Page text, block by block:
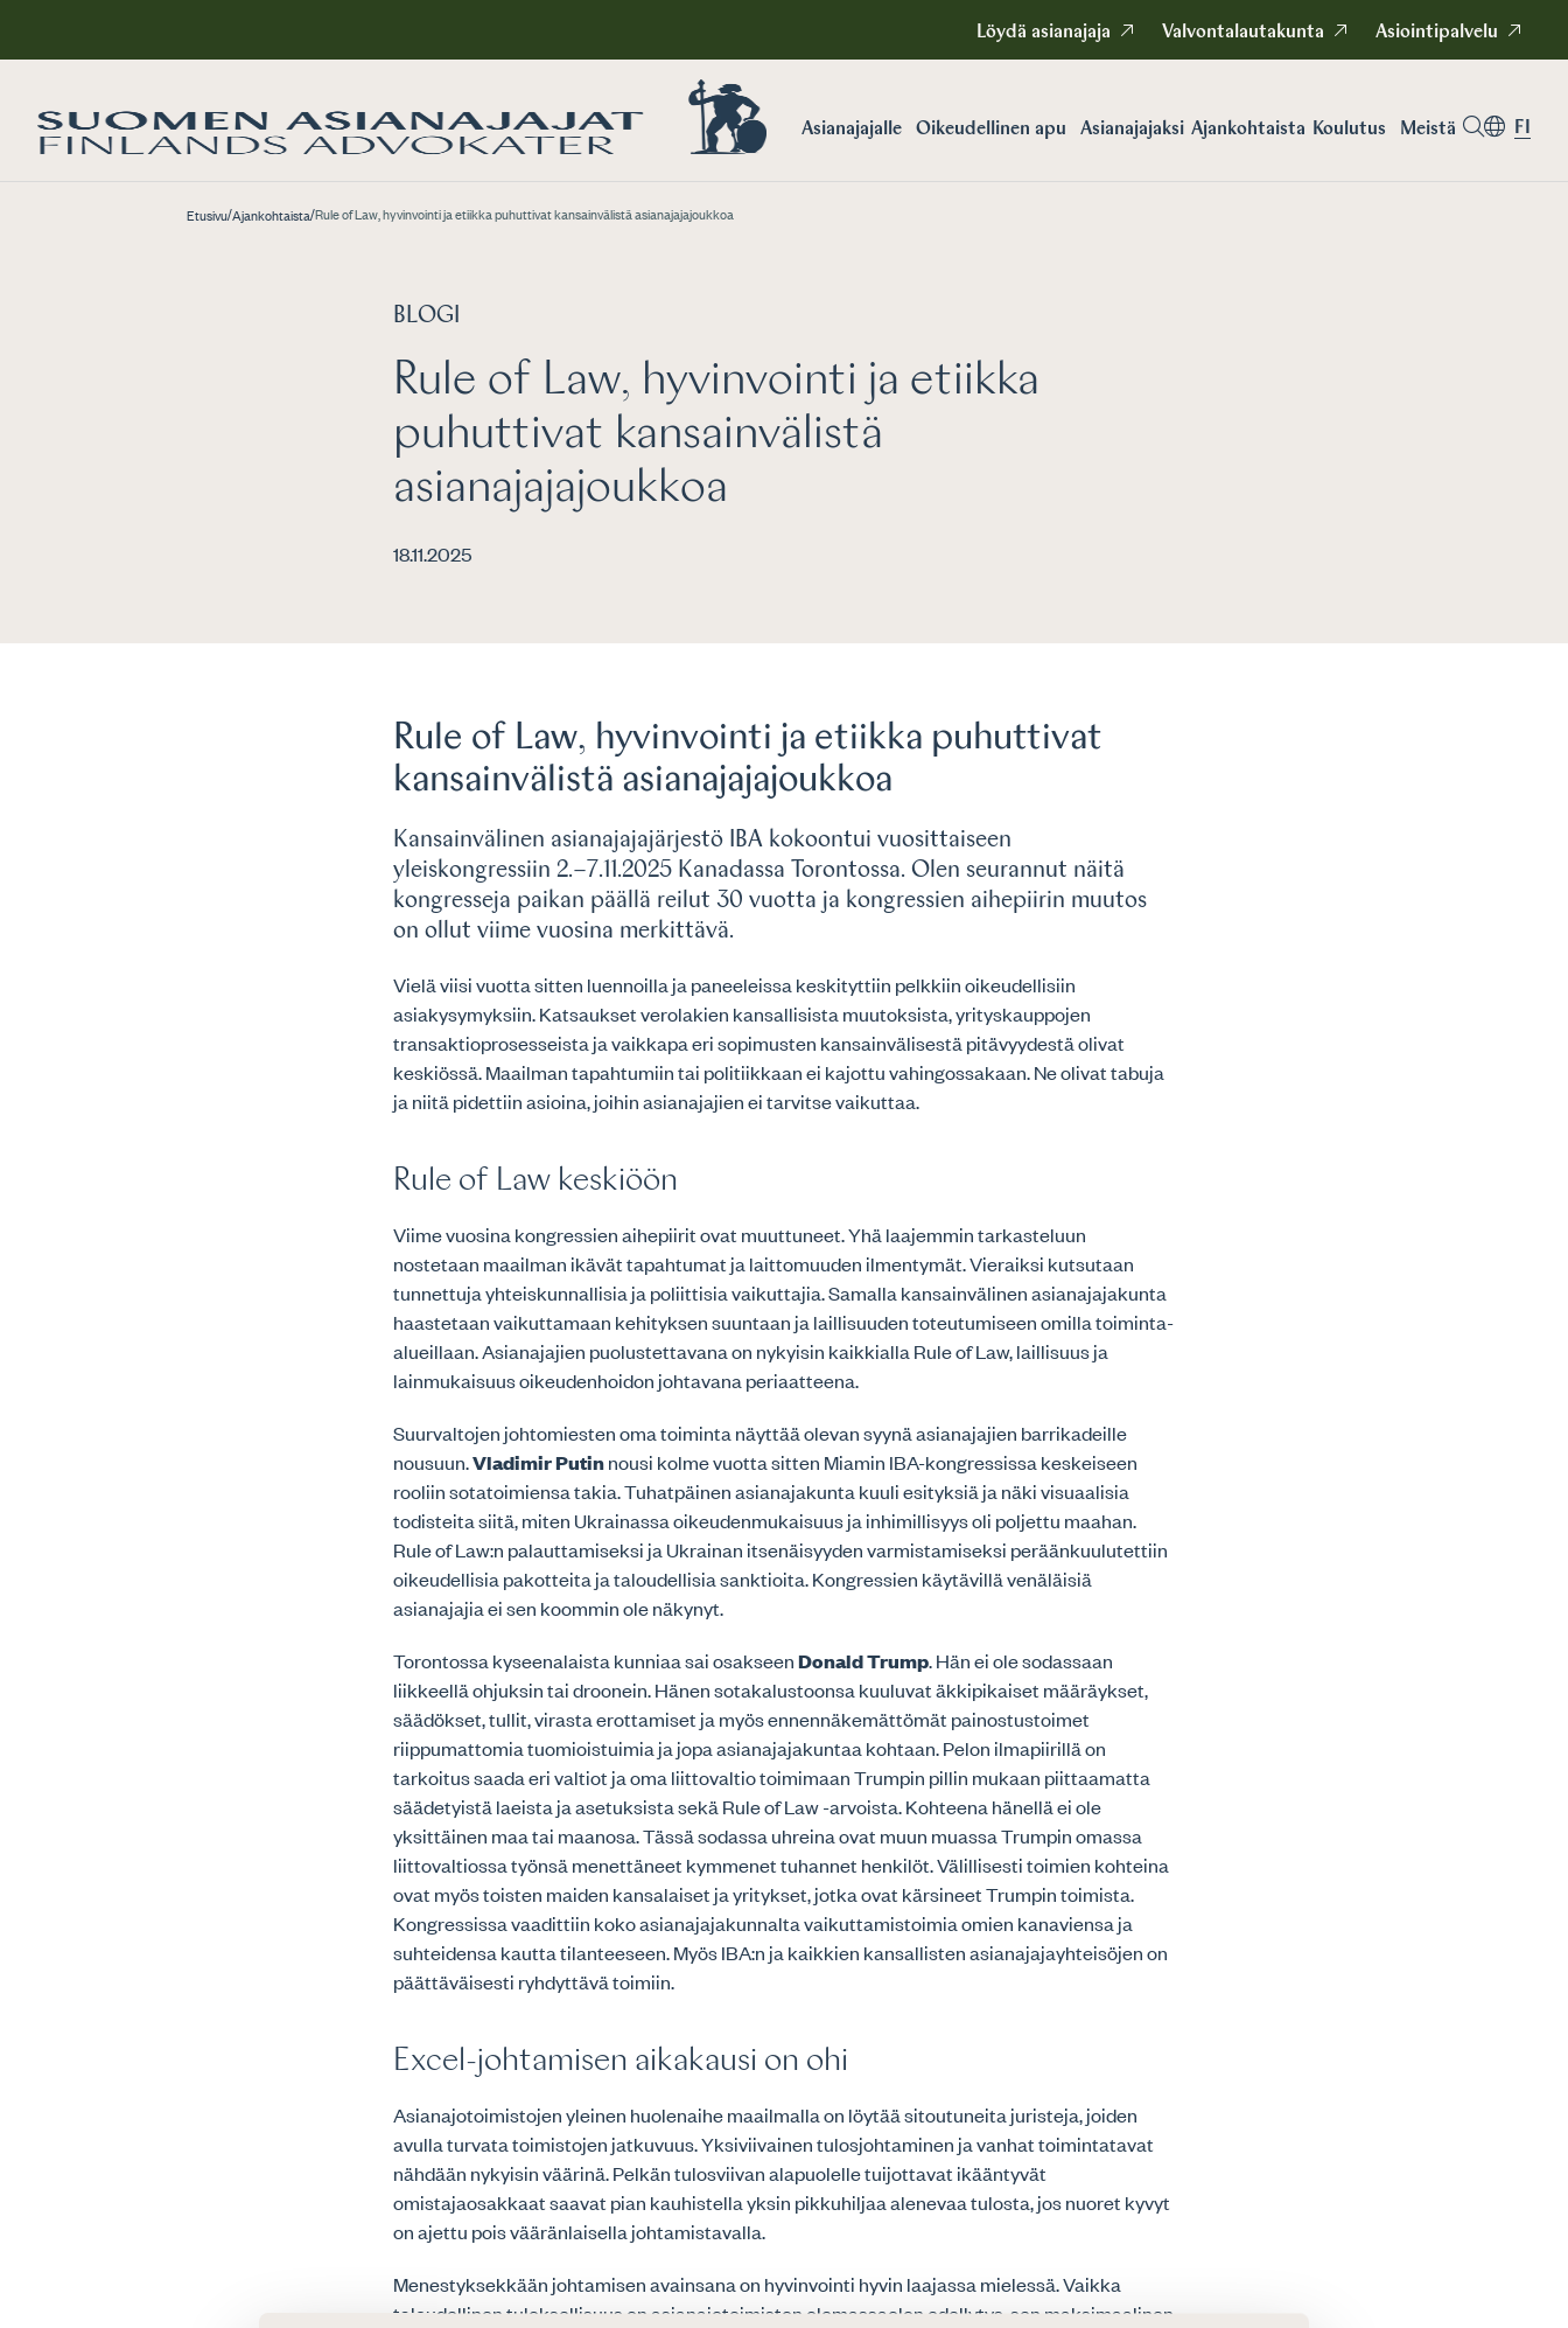
Löydä asianajaja Valvontalautakunta Asiointipalvelu
Asianajajalle Oikeudellinen apu Asianajajaksi Ajankohtaista Koulutus Meistä FI
Etusivu/Ajankohtaista/Rule of Law, hyvinvointi ja etiikka puhuttivat kansainvälistä asianajajajoukkoa
BLOGI
Rule of Law, hyvinvointi ja etiikka
puhuttivat kansainvälistä
asianajajajoukkoa
18.11.2025
Rule of Law, hyvinvointi ja etiikka puhuttivat
kansainvälistä asianajajajoukkoa
Kansainvälinen asianajajajärjestö IBA kokoontui vuosittaiseen
yleiskongressiin 2.–7.11.2025 Kanadassa Torontossa. Olen seurannut näitä
kongresseja paikan päällä reilut 30 vuotta ja kongressien aihepiirin muutos
on ollut viime vuosina merkittävä.
Vielä viisi vuotta sitten luennoilla ja paneeleissa keskityttiin pelkkiin oikeudellisiin
asiakysymyksiin. Katsaukset verolakien kansallisista muutoksista, yrityskauppojen
transaktioprosesseista ja vaikkapa eri sopimusten kansainvälisestä pitävyydestä olivat
keskiössä. Maailman tapahtumiin tai politiikkaan ei kajottu vahingossakaan. Ne olivat tabuja
ja niitä pidettiin asioina, joihin asianajajien ei tarvitse vaikuttaa.
Rule of Law keskiöön
Viime vuosina kongressien aihepiirit ovat muuttuneet. Yhä laajemmin tarkasteluun
nostetaan maailman ikävät tapahtumat ja laittomuuden ilmentymät. Vieraiksi kutsutaan
tunnettuja yhteiskunnallisia ja poliittisia vaikuttajia. Samalla kansainvälinen asianajajakunta
haastetaan vaikuttamaan kehityksen suuntaan ja laillisuuden toteutumiseen omilla toiminta-
alueillaan. Asianajajien puolustettavana on nykyisin kaikkialla Rule of Law, laillisuus ja
lainmukaisuus oikeudenhoidon johtavana periaatteena.
Suurvaltojen johtomiesten oma toiminta näyttää olevan syynä asianajajien barrikadeille
nousuun.Vladimir Putinnousi kolme vuotta sitten Miamin IBA-kongressissa keskeiseen
rooliin sotatoimiensa takia. Tuhatpäinen asianajakunta kuuli esityksiä ja näki visuaalisia
todisteita siitä, miten Ukrainassa oikeudenmukaisuus ja inhimillisyys oli poljettu maahan.
Rule of Law:n palauttamiseksi ja Ukrainan itsenäisyyden varmistamiseksi peräänkuulutettiin
oikeudellisia pakotteita ja taloudellisia sanktioita. Kongressien käytävillä venäläisiä
asianajajia ei sen koommin ole näkynyt.
Torontossa kyseenalaista kunniaa sai osakseenDonald Trump. Hän ei ole sodassaan
liikkeellä ohjuksin tai droonein. Hänen sotakalustoonsa kuuluvat äkkipikaiset määräykset,
säädökset, tullit, virasta erottamiset ja myös ennennäkemättömät painostustoimet
riippumattomia tuomioistuimia ja jopa asianajajakuntaa kohtaan. Pelon ilmapiirillä on
tarkoitus saada eri valtiot ja oma liittovaltio toimimaan Trumpin pillin mukaan piittaamatta
säädetyistä laeista ja asetuksista sekä Rule of Law -arvoista. Kohteena hänellä ei ole
yksittäinen maa tai maanosa. Tässä sodassa uhreina ovat muun muassa Trumpin omassa
liittovaltiossa työnsä menettäneet kymmenet tuhannet henkilöt. Välillisesti toimien kohteina
ovat myös toisten maiden kansalaiset ja yritykset, jotka ovat kärsineet Trumpin toimista.
Kongressissa vaadittiin koko asianajajakunnalta vaikuttamistoimia omien kanaviensa ja
suhteidensa kautta tilanteeseen. Myös IBA:n ja kaikkien kansallisten asianajajayhteisöjen on
päättäväisesti ryhdyttävä toimiin.
Excel-johtamisen aikakausi on ohi
Asianajotoimistojen yleinen huolenaihe maailmalla on löytää sitoutuneita juristeja, joiden
avulla turvata toimistojen jatkuvuus. Yksiviivainen tulosjohtaminen ja vanhat toimintatavat
nähdään nykyisin väärinä. Pelkän tulosviivan alapuolelle tuijottavat ikääntyvät
omistajaosakkaat saavat pian kauhistella yksin pikkuhiljaa alenevaa tulosta, jos nuoret kyvyt
on ajettu pois vääränlaisella johtamistavalla.
Menestyksekkään johtamisen avainsana on hyvinvointi hyvin laajassa mielessä. Vaikka
taloudellinen tuloksellisuus on asianajotoimiston olemassaolon edellytys, sen maksimaalinen